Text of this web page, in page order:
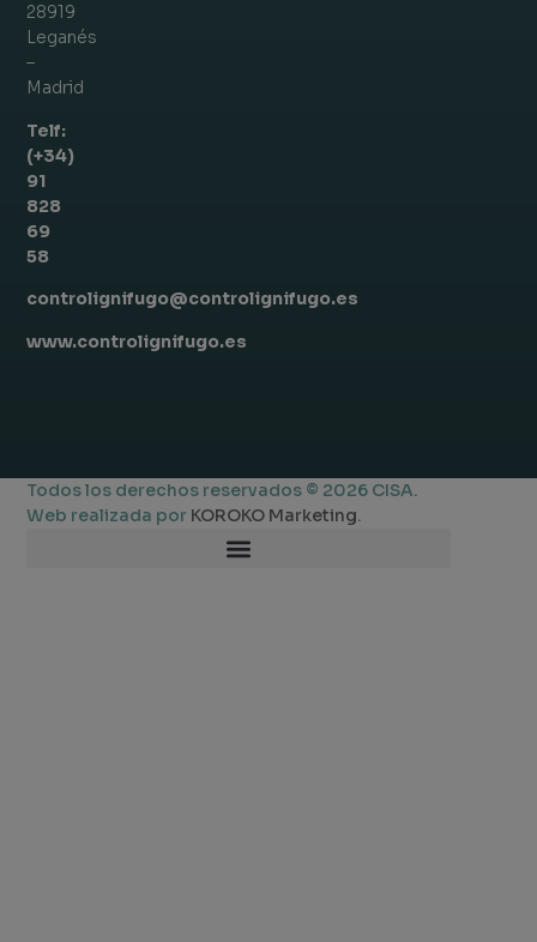
28919
Leganés
–
Madrid
Telf:
(+34)
91
828
69
58
controlignifugo@controlignifugo.es
www.controlignifugo.es
Todos los derechos reservados © 2026 CISA.
Web realizada por KOROKO Marketing.